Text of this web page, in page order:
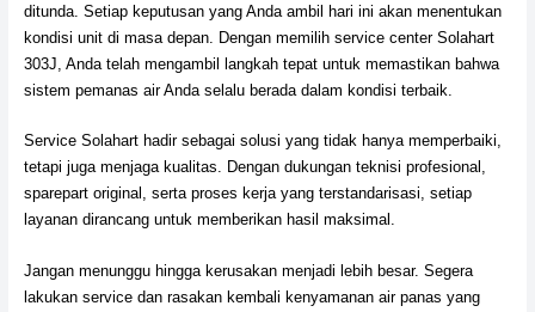
ditunda. Setiap keputusan yang Anda ambil hari ini akan menentukan
kondisi unit di masa depan. Dengan memilih service center Solahart
303J, Anda telah mengambil langkah tepat untuk memastikan bahwa
sistem pemanas air Anda selalu berada dalam kondisi terbaik.
Service Solahart hadir sebagai solusi yang tidak hanya memperbaiki,
tetapi juga menjaga kualitas. Dengan dukungan teknisi profesional,
sparepart original, serta proses kerja yang terstandarisasi, setiap
layanan dirancang untuk memberikan hasil maksimal.
Jangan menunggu hingga kerusakan menjadi lebih besar. Segera
lakukan service dan rasakan kembali kenyamanan air panas yang